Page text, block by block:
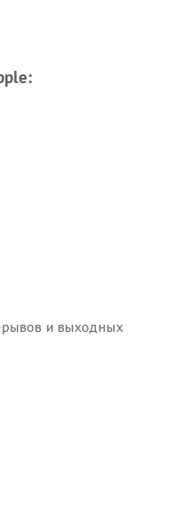
и выходных